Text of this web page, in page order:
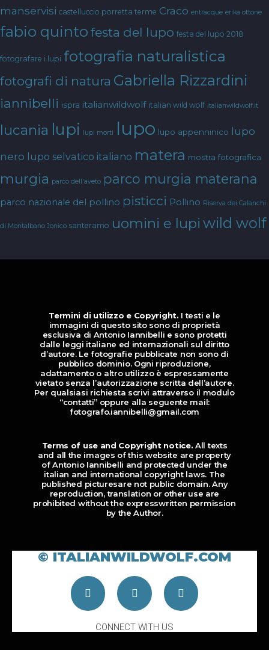
manservisi castelluccio porretta terme Craco entracque erika ottone
fabio quinto festa del lupo festa del lupo 2018
fotografare i lupi fotografia naturalistica
fotografi di natura Gabriella Rizzardini
iannibelli ispra italianwildwolf italian wild wolf italianwildwolf.it
lucania lupi lupi morti lupo lupo appenninico lupo
nero lupo selvatico italiano matera mostra fotografica
murgia parco dell'aveto parco murgia materana
parco nazionale del pollino pisticci Pollino Riserva dei Calanchi
di Montalbano Jonico santeramo uomini e lupi wild wolf
Termini di utilizzo e Copyright. I testi e le
immagini di questo sito sono di proprietà
esclusiva di Antonio Iannibelli e sono protetti
dalle leggi italiane ed internazionali sul diritto
d’autore. Le fotografie pubblicate non sono di
pubblico dominio. Ogni riproduzione,
adattamento o altro utilizzo è espressamente
vietato senza l’autorizzazione scritta dell’autore.
Per qualsiasi richiesta scrivi attraverso il modulo
“contatti” oppure alla seguente mail:
fotografo.iannibelli@gmail.com
Terms of use and Copyright notice. All texts
and all the images of this website are property
of Antonio Iannibelli and protected under the
italian and international copyright laws. The
published picturesare not public domain. Any
reproduction, translation or other use are
prohibited without the expresswritten permission
by the Author.
© ITALIANWILDWOLF.COM
CONNECT WITH US